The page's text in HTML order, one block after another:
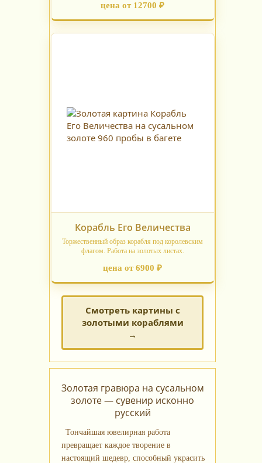
цена от 12700 ₽
Корабль Его Величества
Торжественный образ корабля под королевским
флагом. Работа на золотых листах.
цена от 6900 ₽
Смотреть картины с
золотыми кораблями
→
Золотая гравюра на сусальном
золоте — сувенир исконно
русский
Тончайшая ювелирная работа
превращает каждое творение в
настоящий шедевр, способный украсить